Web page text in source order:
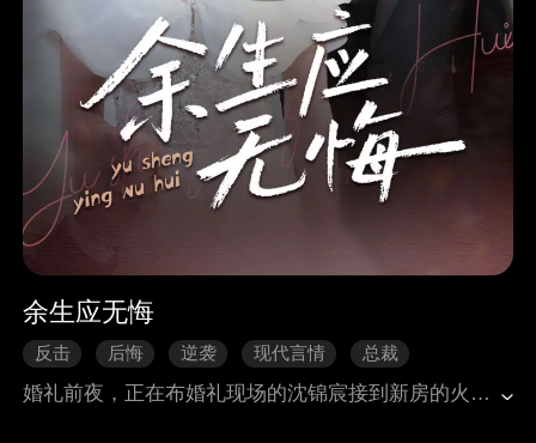
余生应无悔
反击 后悔 逆袭 现代言情 总裁
婚礼前夜，正在布婚礼现场的沈锦宸接到新房的火灾报警电话，匆匆忙忙赶到新房，却发现未婚妻周夕桐和她的继弟滚上床，周夕桐还大言不惭只是姐弟情深，不影响明日婚礼。沈锦宸想起往事，这些年周夕桐为了继弟屡次伤害自己，以前自己总以为结了婚就好了，可看着周夕桐身上暧昧的吻痕，沈锦宸终于清醒，答应爷爷，明天婚礼新娘换成联姻对象。